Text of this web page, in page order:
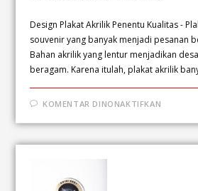
Design Plakat Akrilik Penentu Kualitas -
souvenir yang banyak menjadi pesanan
Bahan akrilik yang lentur menjadikan
beragam. Karena itulah, plakat akrilik
KOMENTAR DINONAKTIFKAN